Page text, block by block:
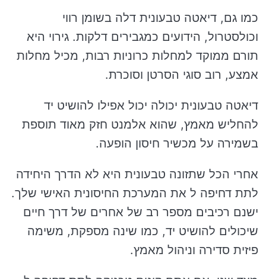
כמו גם, דיאטה טבעונית דלה בשומן רווי
וכולסטרול, הידועים כמגבירים דלקות. גירוי היא
תורם ממוקד למחלות כרוניות רבות, מכיל מחלות
אמצע, רוב סוגי הסרטן וסוכרת.
דיאטה טבעונית יכולה יכול אפילו להושיט יד
להחליש מאמץ, שהוא אלמנט חזק מאוד תוספת
בשמירה על מכשיר חיסון הופעה.
אחרי הכל שתזונה טבעונית היא לא הדרך היחידה
לתת דחיפה ל את המערכת החיסונית האישי שלך.
ישנם רכיבים מספר רב של אחרים של דרך חיים
שיכולים להושיט יד, כמו שינה מספקת, משימה
פיזית סדירה וניהול מאמץ.